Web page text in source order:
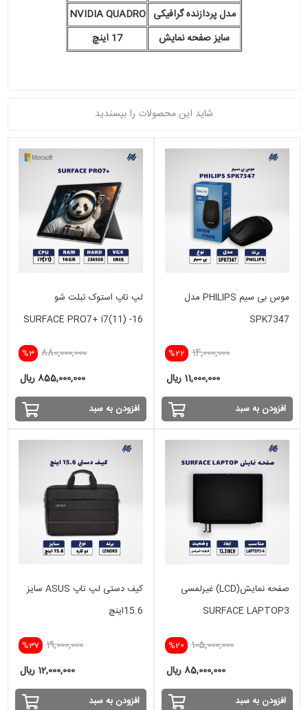
مدل پردازنده گرافیکی NVIDIA QUADRO
سایز صفحه نمایش
17 اینچ
شاید این محصولات را بپسندید
موس بی سیم PHILIPS مدل
SPK7347
%22 14,000,000
11,000,000 ریال
افزودن به سبد
لپ تاپ استوک تبلت شو
SURFACE PRO7+ i7(11) -16
%3 880,000,000
855,000,000 ریال
افزودن به سبد
صفحه نمایش(LCD) غیرلمسی
SURFACE LAPTOP3
%20 105,000,000
85,000,000 ریال
افزودن به سبد
کیف دستی لپ تاپ ASUS سایز
15.6اینچ
%37 19,000,000
12,000,000 ریال
افزودن به سبد